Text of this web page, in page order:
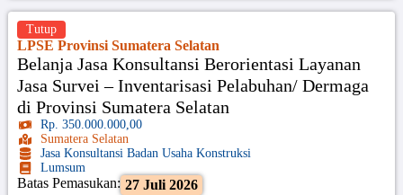
LPSE Provinsi Sumatera Selatan
Belanja Jasa Konsultansi Berorientasi Layanan
Jasa Survei – Inventarisasi Pelabuhan/ Dermaga
di Provinsi Sumatera Selatan
Rp. 350.000.000,00
Sumatera Selatan
Jasa Konsultansi Badan Usaha Konstruksi
Lumsum
Batas Pemasukan: 27 Juli 2026
Tutup